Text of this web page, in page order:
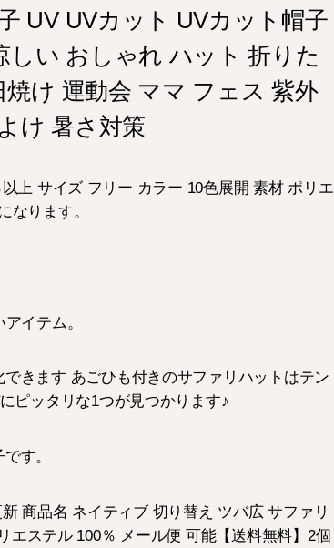
UV UVカット UVカット帽子
しい おしゃれ ハット 折りた
焼け 運動会 ママ フェス 紫外
け 暑さ対策
上 サイズ フリー カラー 10色展開 素材 ポリエ
なります。
イテム。
きます あごひも付きのサファリハットはテン
ピッタリな1つが見つかります♪
す。
商品名 ネイティブ 切り替え ツバ広 サファリ
エステル 100％ メール便 可能【送料無料】2個